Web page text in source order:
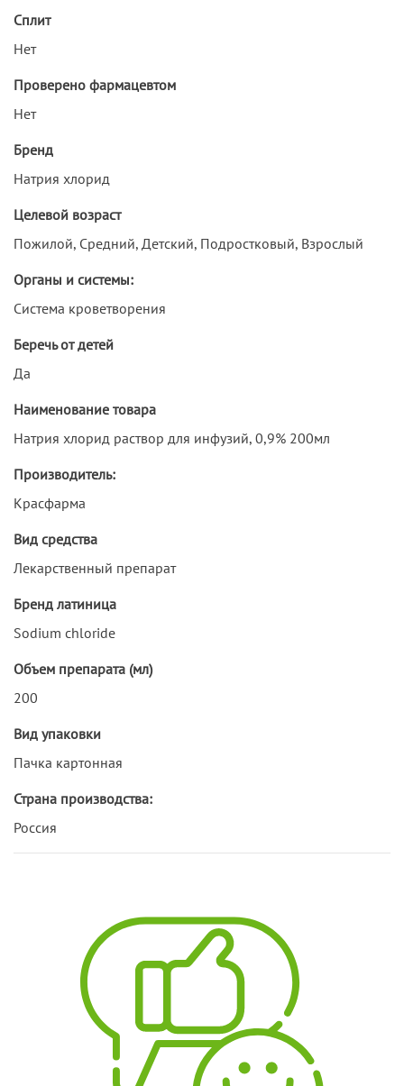
Сплит
Нет
Проверено фармацевтом
Нет
Бренд
Натрия хлорид
Целевой возраст
Пожилой, Средний, Детский, Подростковый, Взрослый
Органы и системы:
Система кроветворения
Беречь от детей
Да
Наименование товара
Натрия хлорид раствор для инфузий, 0,9% 200мл
Производитель:
Красфарма
Вид средства
Лекарственный препарат
Бренд латиница
Sodium chloride
Объем препарата (мл)
200
Вид упаковки
Пачка картонная
Страна производства:
Россия